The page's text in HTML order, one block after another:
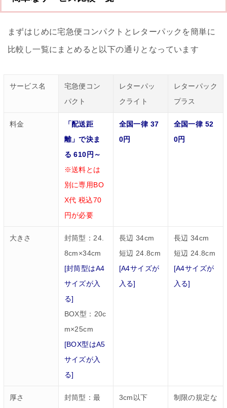
まずはじめに宅急便コンパクトとレターパックを簡単に
比較し一覧にまとめると以下の通りとなっています
サービス名
宅急便コン
パクト
レターパッ
クライト
レターパック
プラス
料金
「配送距
離」で決ま
る 610円～
※送料とは
別に専用BO
X代 税込70
円が必要
全国一律 37
0円
全国一律 52
0円
大きさ
封筒型：24.
8cm×34cm
[封筒型はA4
サイズが入
る]
BOX型：20c
m×25cm
[BOX型はA5
サイズが入
る]
長辺 34cm
短辺 24.8cm
[A4サイズが
入る]
長辺 34cm
短辺 24.8cm
[A4サイズが
入る]
厚さ
封筒型：最
3cm以下
制限の規定な